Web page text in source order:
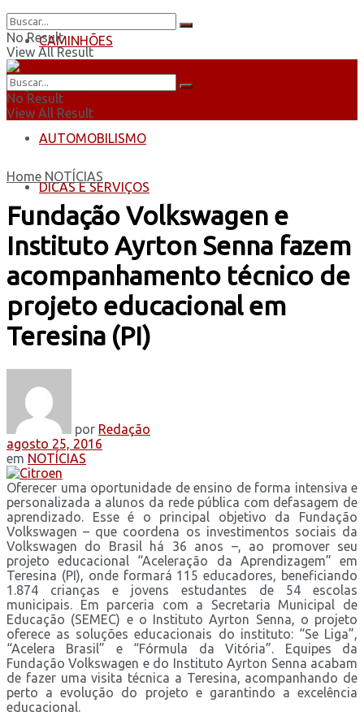
CAMINHÕES
ÔNIBUS
AUTOMOBILISMO
DICAS E SERVIÇOS
No Result
View All Result
No Result
View All Result
Home NOTÍCIAS
Fundação Volkswagen e
Instituto Ayrton Senna fazem
acompanhamento técnico de
projeto educacional em
Teresina (PI)
por Redação
agosto 25, 2016
em NOTÍCIAS
Oferecer uma oportunidade de ensino de forma intensiva e
personalizada a alunos da rede pública com defasagem de
aprendizado. Esse é o principal objetivo da Fundação
Volkswagen – que coordena os investimentos sociais da
Volkswagen do Brasil há 36 anos –, ao promover seu
projeto educacional “Aceleração da Aprendizagem” em
Teresina (PI), onde formará 115 educadores, beneficiando
1.874 crianças e jovens estudantes de 54 escolas
municipais. Em parceria com a Secretaria Municipal de
Educação (SEMEC) e o Instituto Ayrton Senna, o projeto
oferece as soluções educacionais do instituto: “Se Liga”,
“Acelera Brasil” e “Fórmula da Vitória”. Equipes da
Fundação Volkswagen e do Instituto Ayrton Senna acabam
de fazer uma visita técnica a Teresina, acompanhando de
perto a evolução do projeto e garantindo a excelência
educacional.